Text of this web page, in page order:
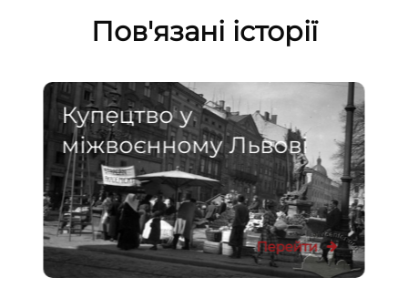
Пов'язані історії
Купецтво у
міжвоєнному Львові
Перейти